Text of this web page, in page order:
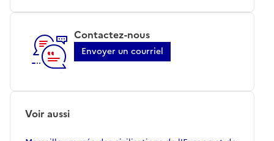
Contactez-nous
Envoyer un courriel
Voir aussi